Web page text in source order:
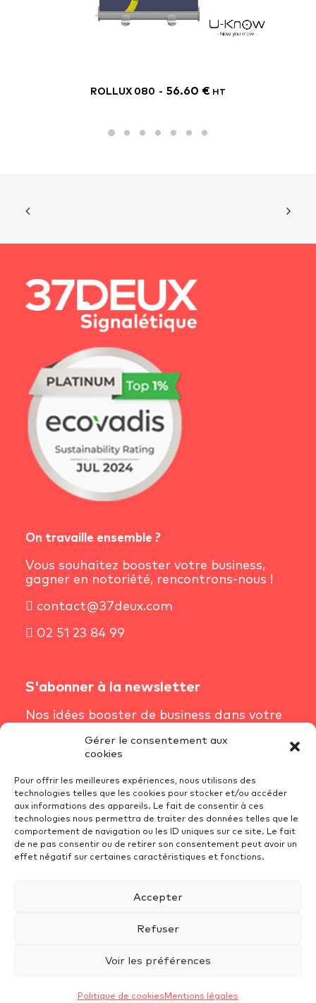
Gérer le consentement aux
cookies
Pour offrir les meilleures expériences, nous utilisons des
technologies telles que les cookies pour stocker et/ou accéder
aux informations des appareils. Le fait de consentir à ces
technologies nous permettra de traiter des données telles que le
comportement de navigation ou les ID uniques sur ce site. Le fait
de ne pas consentir ou de retirer son consentement peut avoir un
effet négatif sur certaines caractéristiques et fonctions.
Accepter
Refuser
Voir les préférences
Politique de cookiesMentions légales
ROLLUX 080 56.60 € HT
On travaille ensemble ?
Vous souhaitez booster votre business,
gagner en notoriété, rencontrons-nous !
contact@37deux.com
02 51 23 84 99
S'abonner à la newsletter
Nos idées booster de business dans votre
Conditions Générales de Vente
Mentions Légales
Recrutement